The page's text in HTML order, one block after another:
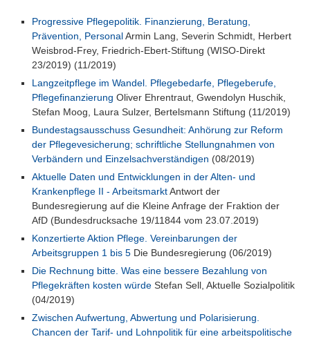
Progressive Pflegepolitik. Finanzierung, Beratung,
Prävention, PersonalArmin Lang, Severin Schmidt, Herbert
Weisbrod-Frey, Friedrich-Ebert-Stiftung (WISO-Direkt
23/2019) (11/2019)
Langzeitpflege im Wandel. Pflegebedarfe, Pflegeberufe,
Pflegefinanzierung Oliver Ehrentraut, Gwendolyn Huschik,
Stefan Moog, Laura Sulzer, Bertelsmann Stiftung (11/2019)
Bundestagsausschuss Gesundheit: Anhörung zur Reform
der Pflegevesicherung; schriftliche Stellungnahmen von
Verbändern und Einzelsachverständigen (08/2019)
Aktuelle Daten und Entwicklungen in der Alten- und
Krankenpflege II - ArbeitsmarktAntwort der
Bundesregierung auf die Kleine Anfrage der Fraktion der
AfD (Bundesdrucksache 19/11844 vom 23.07.2019)
Konzertierte Aktion Pflege. Vereinbarungen der
Arbeitsgruppen 1 bis 5Die Bundesregierung (06/2019)
Die Rechnung bitte. Was eine bessere Bezahlung von
Pflegekräften kosten würdeStefan Sell, Aktuelle Sozialpolitik
(04/2019)
Zwischen Aufwertung, Abwertung und Polarisierung.
Chancen der Tarif- und Lohnpolitik für eine arbeitspolitische